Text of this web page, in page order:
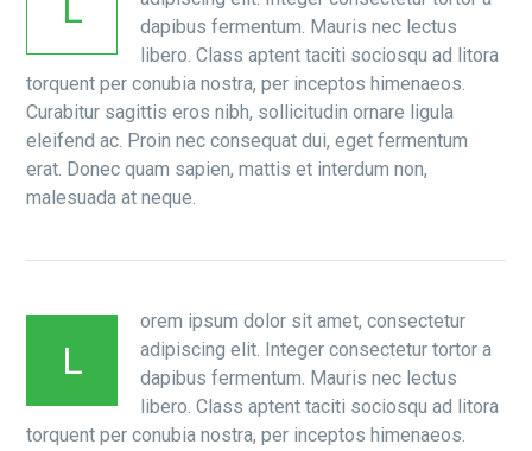
L
dapibus fermentum. Mauris nec lectus
libero. Class aptent taciti sociosqu ad litora
torquent per conubia nostra, per inceptos himenaeos.
Curabitur sagittis eros nibh, sollicitudin ornare ligula
eleifend ac. Proin nec consequat dui, eget fermentum
erat. Donec quam sapien, mattis et interdum non,
malesuada at neque.
L
orem ipsum dolor sit amet, consectetur
adipiscing elit. Integer consectetur tortor a
dapibus fermentum. Mauris nec lectus
libero. Class aptent taciti sociosqu ad litora
torquent per conubia nostra, per inceptos himenaeos.